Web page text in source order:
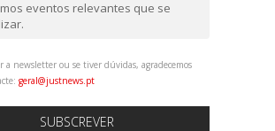
eventos relevantes que se
a newsletter ou se tiver dúvidas, agradecemos
geral@justnews.pt
SUBSCREVER